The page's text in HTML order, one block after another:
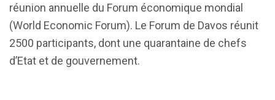
réunion annuelle du Forum économique mondial
(World Economic Forum). Le Forum de Davos réunit
2500 participants, dont une quarantaine de chefs
d’Etat et de gouvernement.